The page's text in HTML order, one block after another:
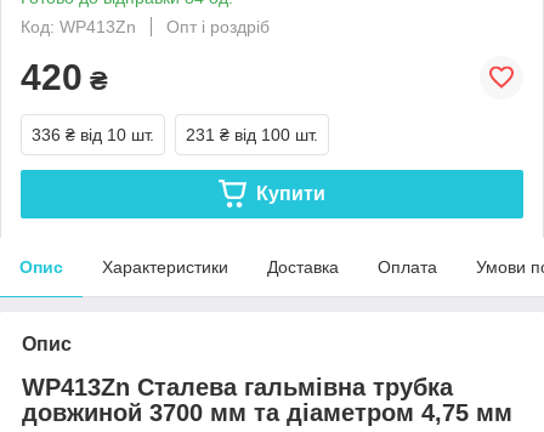
Код: WP413Zn
Опт і роздріб
420 ₴
336 ₴ від 10 шт. 231 ₴ від 100 шт.
Купити
Опис Характеристики Доставка Оплата Умови
Опис
WP413Zn Сталева гальмівна трубка
довжиной 3700 мм та діаметром 4,75 мм